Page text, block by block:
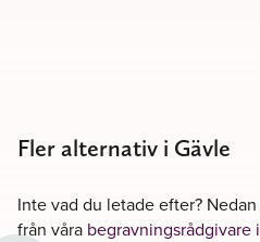
Fler alternativ i Gävle
Inte vad du letade efter?
från våra begravningsrådgivare